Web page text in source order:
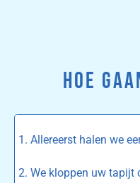
HOE
1. Allereerst halen we
2. We kloppen uw tapijt